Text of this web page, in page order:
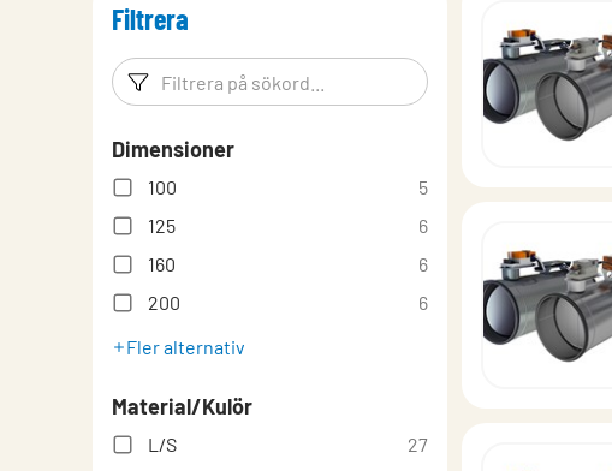
Produktöversikt
RoHS, direktivet om begränsning av farliga ämnen
Filtrera
Filtreringsord Filtrera produkter
Dimensioner
100
5
125
6
160
6
200
6
Fler alternativ
Material/Kulör
L/S 27